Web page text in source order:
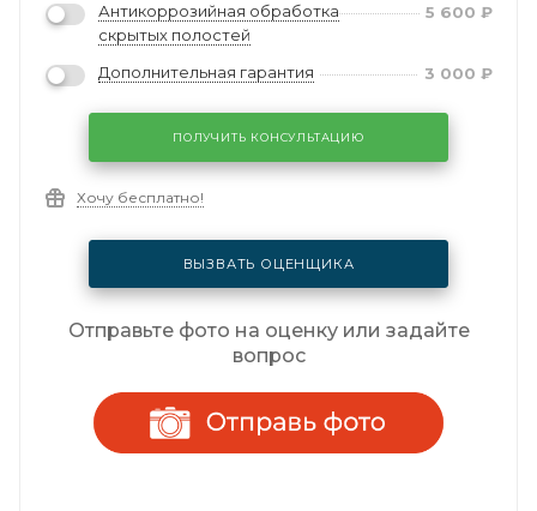
Антикоррозийная обработка
скрытых полостей
5 600 ₽
Дополнительная гарантия 3 000 ₽
ПОЛУЧИТЬ КОНСУЛЬТАЦИЮ
Хочу бесплатно!
ВЫЗВАТЬ ОЦЕНЩИКА
Отправьте фото на оценку или задайте
вопрос